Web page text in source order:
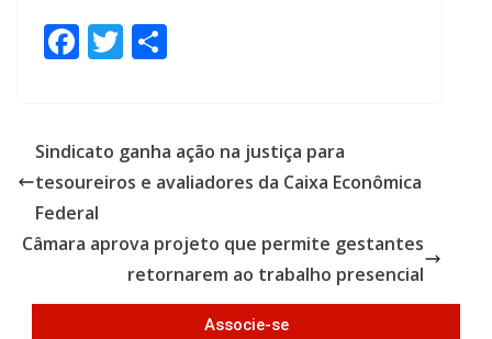
F
b
o
o
k
T
er e
Sindicato ganha ação na justiça para
tesoureiros e avaliadores da Caixa Econômica
Federal
Câmara aprova projeto que permite gestantes
retornarem ao trabalho presencial
Associe-se